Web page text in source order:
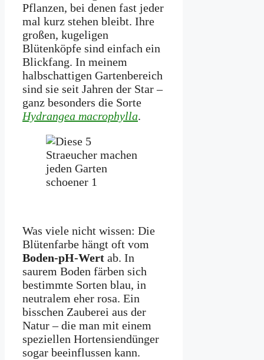
Pflanzen, bei denen fast jeder
mal kurz stehen bleibt. Ihre
großen, kugeligen
Blütenköpfe sind einfach ein
Blickfang. In meinem
halbschattigen Gartenbereich
sind sie seit Jahren der Star –
ganz besonders die Sorte
Hydrangea macrophylla.
Was viele nicht wissen: Die
Blütenfarbe hängt oft vom
Boden-pH-Wert ab. In
saurem Boden färben sich
bestimmte Sorten blau, in
neutralem eher rosa. Ein
bisschen Zauberei aus der
Natur – die man mit einem
speziellen Hortensiendünger
sogar beeinflussen kann.